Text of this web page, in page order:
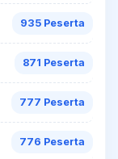
935 Peserta
871 Peserta
777 Peserta
776 Peserta